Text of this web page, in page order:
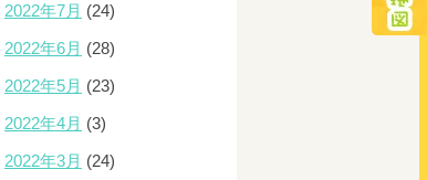
2022年7月 (24)
2022年6月 (28)
2022年5月 (23)
2022年4月 (3)
2022年3月 (24)